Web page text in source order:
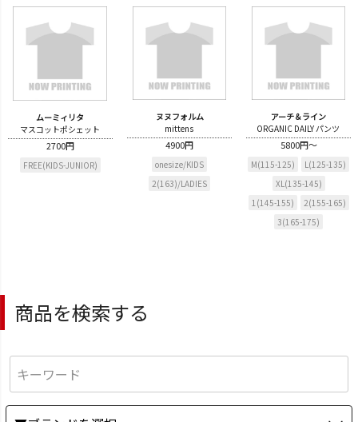
ムーミィリタ
マスコットポシェット
2700円
FREE(KIDS-JUNIOR)
ヌヌフォルム
mittens
4900円
onesize/KIDS
2(163)/LADIES
アーチ＆ライン
ORGANIC DAILY パンツ
5800円～
M(115-125)
L(125-135)
XL(135-145)
1(145-155)
2(155-165)
3(165-175)
商品を検索する